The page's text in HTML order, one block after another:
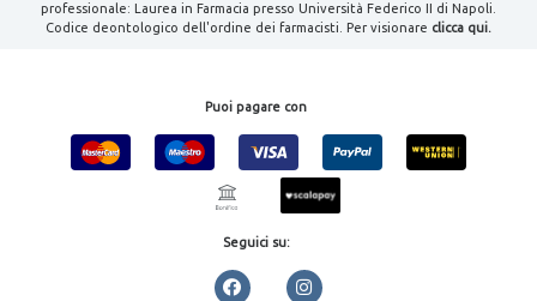
professionale: Laurea in Farmacia presso Università Federico II di Napoli.
Codice deontologico dell'ordine dei farmacisti. Per visionare clicca qui.
Puoi pagare con
Seguici su: